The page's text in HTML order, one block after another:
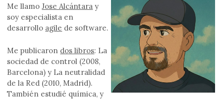
Me llamoJose Alcántara y
soy especialista en
desarrollo agile de software.
Me publicaron dos libros: La
sociedad de control (2008,
Barcelona) y La neutralidad
de la Red (2010, Madrid).
También estudié química, y